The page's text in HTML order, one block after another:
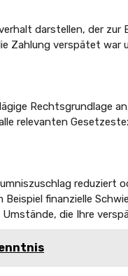
darstellen, der zur
Zahlung verspätet war
Rechtsgrundlage
relevanten
reduziert
finanzielle
die Ihre